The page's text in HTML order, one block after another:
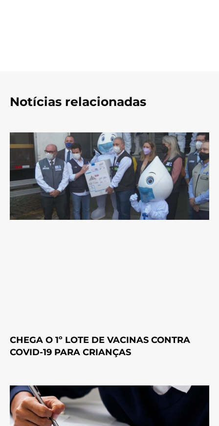
Notícias relacionadas
CHEGA O 1º LOTE DE VACINAS CONTRA
COVID-19 PARA CRIANÇAS